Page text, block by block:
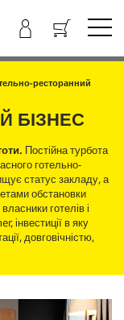
ресторанний
БІЗНЕС
Постійна турбота
готельно-
статус закладу, а
обстановки
готелів і
інвестиції в яку
довговічністю,